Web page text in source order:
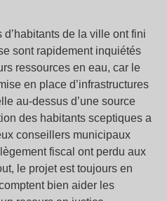
de la ville ont fini
sont rapidement inquiétés
ressources en eau, car le
en place d’infrastructures
au-dessus d’une source
des habitants sceptiques a
conseillers municipaux
fiscal ont perdu aux
le projet est toujours en
bien aider les